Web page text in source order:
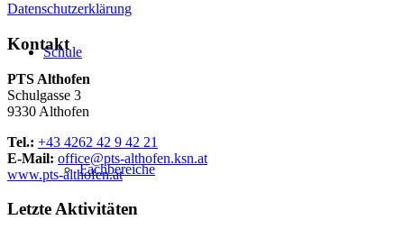
Schule
Fachbereiche
Datenschutzerklärung
Kontakt
PTS Althofen
Schulgasse 3
9330 Althofen
Tel.: +43 4262 42 9 42 21
E-Mail: office@pts-althofen.ksn.at
www.pts-althofen.at
Letzte Aktivitäten